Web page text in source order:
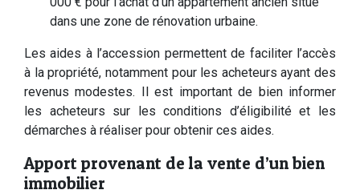
dans une zone de rénovation urbaine.
Les aides à l’accession permettent de faciliter l’accès
à la propriété, notamment pour les acheteurs ayant des
revenus modestes. Il est important de bien informer
les acheteurs sur les conditions d’éligibilité et les
démarches à réaliser pour obtenir ces aides.
Apport provenant de la vente d’un bien
immobilier